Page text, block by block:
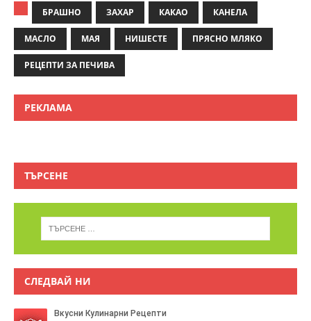
БРАШНО ЗАХАР КАКАО КАНЕЛА
МАСЛО МАЯ НИШЕСТЕ ПРЯСНО МЛЯКО
РЕЦЕПТИ ЗА ПЕЧИВА
РЕКЛАМА
ТЪРСЕНЕ
СЛЕДВАЙ НИ